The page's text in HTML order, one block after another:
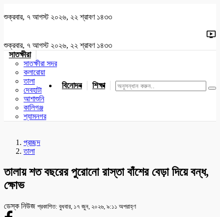
শুক্রবার, ৭ আগস্ট ২০২৬, ২২ শ্রাবণ ১৪৩৩
শুক্রবার, ৭ আগস্ট ২০২৬, ২২ শ্রাবণ ১৪৩৩
সাতক্ষীরা
সাতক্ষীরা সদর
কলারোয়া
তালা
দেবহাটা
আশাশুনি
কালিগঞ্জ
শ্যামনগর
বিনোদন শিক্ষা খেলাধুলা জাতীয় যশোর
প্রচ্ছদ
তালা
তালায় শত বছরের পুরোনো রাস্তা বাঁশের বেড়া দিয়ে বন্ধ,
ক্ষোভ
ডেস্ক নিউজ প্রকাশিত: বুধবার, ১৭ জুন, ২০২৬, ৯:১১ অপরাহ্ণ